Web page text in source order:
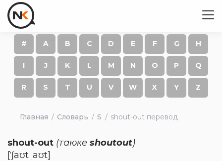
# A B C D E F G H
I J K L M N O P Q
R S T U V W X Y Z
Главная Словарь S shout-out перевод
shout-out (также shoutout)
[ˈʃaʊt ˌaʊt]